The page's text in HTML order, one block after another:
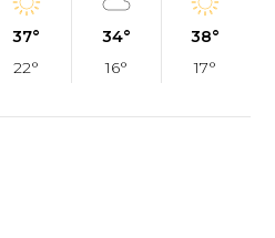
37°
22°
34°
16°
38°
17°